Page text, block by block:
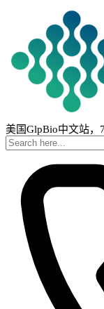
美国GlpBio中文站，